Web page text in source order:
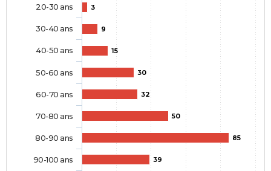
3
9
15
30
32
50
85
39
20-30 ans
30-40 ans
40-50 ans
50-60 ans
60-70 ans
70-80 ans
80-90 ans
90-100 ans